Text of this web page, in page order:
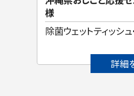
様
除菌ウェットティッシュ
詳細